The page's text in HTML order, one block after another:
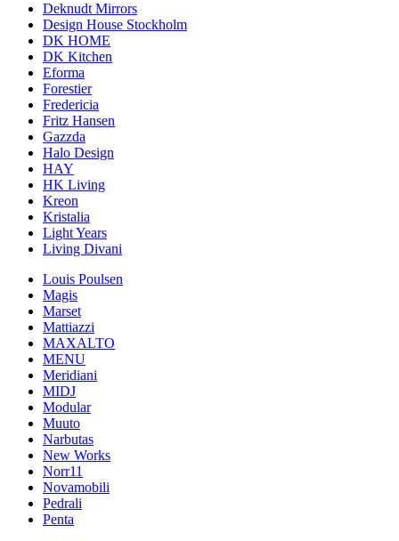
Deknudt Mirrors
Design House Stockholm
DK HOME
DK Kitchen
Eforma
Forestier
Fredericia
Fritz Hansen
Gazzda
Halo Design
HAY
HK Living
Kreon
Kristalia
Light Years
Living Divani
Louis Poulsen
Magis
Marset
Mattiazzi
MAXALTO
MENU
Meridiani
MIDJ
Modular
Muuto
Narbutas
New Works
Norr11
Novamobili
Pedrali
Penta